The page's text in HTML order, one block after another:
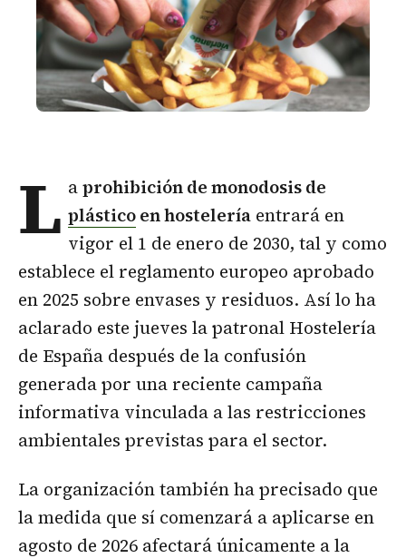
L aprohibición de monodosis de
plásticoen hostelería entrará en
vigor el 1 de enero de 2030, tal y como
establece el reglamento europeo aprobado
en 2025 sobre envases y residuos. Así lo ha
aclarado este jueves la patronal Hostelería
de España después de la confusión
generada por una reciente campaña
informativa vinculada a las restricciones
ambientales previstas para el sector.
La organización también ha precisado que
la medida que sí comenzará a aplicarse en
agosto de 2026 afectará únicamente a la